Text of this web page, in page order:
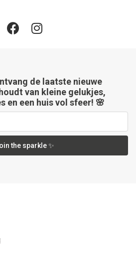
de laatste nieuwe
van kleine gelukjes,
en een huis vol sfeer! 🌸
the sparkle ✨